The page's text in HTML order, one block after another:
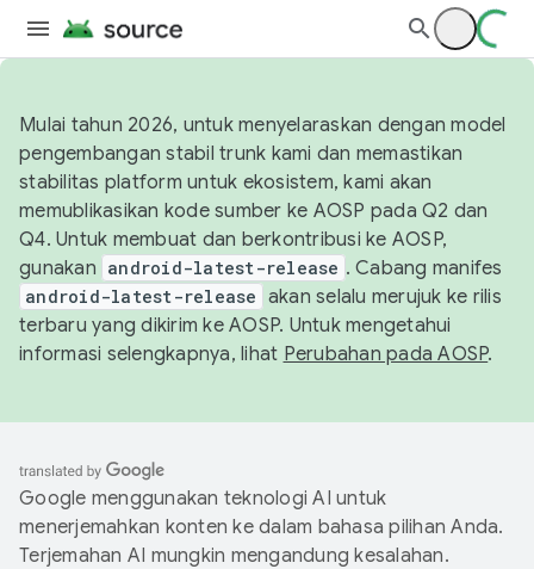
Mulai tahun 2026, untuk menyelaraskan dengan model
pengembangan stabil trunk kami dan memastikan
stabilitas platform untuk ekosistem, kami akan
memublikasikan kode sumber ke AOSP pada Q2 dan
Q4. Untuk membuat dan berkontribusi ke AOSP,
gunakan android-latest-release . Cabang manifes
android-latest-release akan selalu merujuk ke rilis
terbaru yang dikirim ke AOSP. Untuk mengetahui
informasi selengkapnya, lihat Perubahan pada AOSP.
Google menggunakan teknologi AI untuk
menerjemahkan konten ke dalam bahasa pilihan Anda.
Terjemahan AI mungkin mengandung kesalahan.